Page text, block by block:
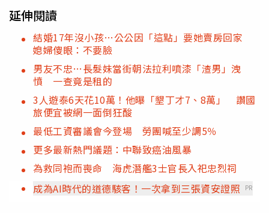
延伸閱讀
結婚17年沒小孩…公公因「這點」要她賣房回家
媳婦傻眼：不要臉
男友不忠…長髮妹當街朝法拉利噴漆「渣男」洩
憤 一查竟是租的
3人遊泰6天花10萬！他曝「墾丁才7、8萬」 讚國
旅便宜被網一面倒狂酸
最低工資審議會今登場 勞團喊至少調5％
更多最新熱門議題：中聯致癌油風暴
為救同袍而喪命 海虎潛艦3士官長入祀忠烈祠
成為AI時代的道德駭客！一次拿到三張資安證照
PR